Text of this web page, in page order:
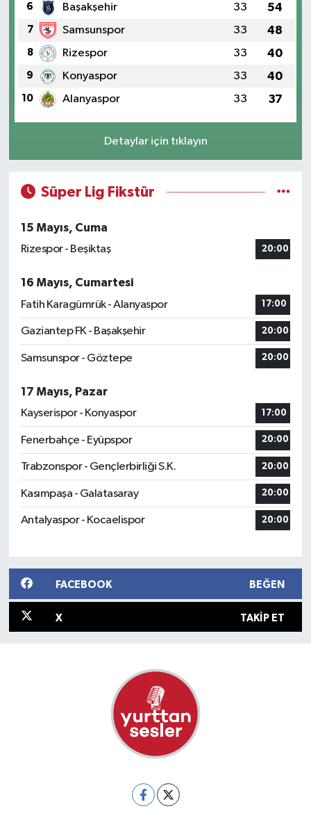
6 Başakşehir 33 54
7 Samsunspor 33 48
8 Rizespor 33 40
9 Konyaspor 33 40
10 Alanyaspor 33 37
Detaylar için tıklayın
Süper Lig Fikstür
15 Mayıs, Cuma
Rizespor - Beşiktaş
20:00
16 Mayıs, Cumartesi
Fatih Karagümrük - Alanyaspor
17:00
Gaziantep FK - Başakşehir 20:00
Samsunspor - Göztepe 20:00
17 Mayıs, Pazar
Kayserispor - Konyaspor
17:00
Fenerbahçe - Eyüpspor 20:00
Trabzonspor - Gençlerbirliği S.K. 20:00
Kasımpaşa - Galatasaray 20:00
Antalyaspor - Kocaelispor 20:00
FACEBOOK BEĞEN
X TAKIP ET